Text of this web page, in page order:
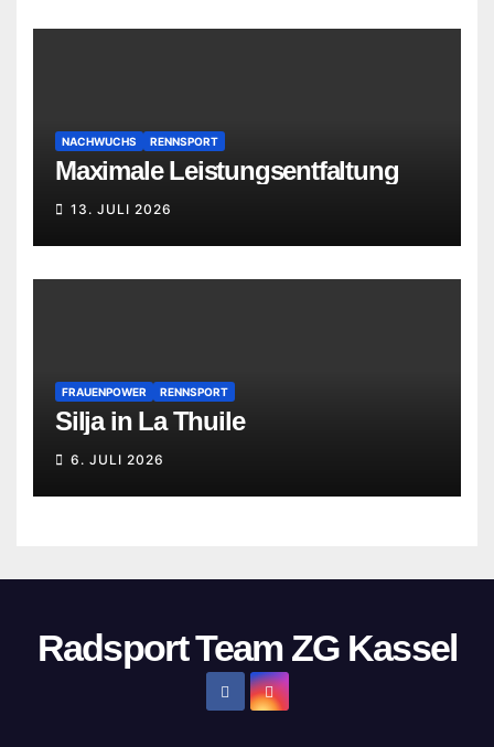
NACHWUCHS RENNSPORT
Maximale Leistungsentfaltung
13. JULI 2026
FRAUENPOWER RENNSPORT
Silja in La Thuile
6. JULI 2026
Radsport Team ZG Kassel